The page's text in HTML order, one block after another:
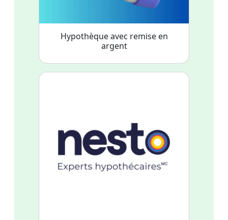
Hypothèque avec remise en
argent